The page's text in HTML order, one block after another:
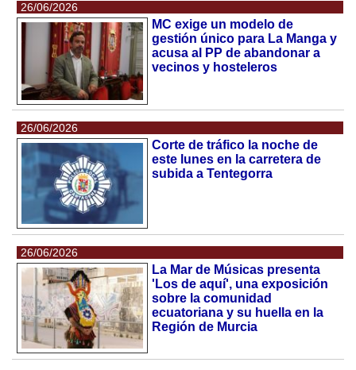
26/06/2026
MC exige un modelo de
gestión único para La Manga y
acusa al PP de abandonar a
vecinos y hosteleros
26/06/2026
Corte de tráfico la noche de
este lunes en la carretera de
subida a Tentegorra
26/06/2026
La Mar de Músicas presenta
'Los de aquí', una exposición
sobre la comunidad
ecuatoriana y su huella en la
Región de Murcia